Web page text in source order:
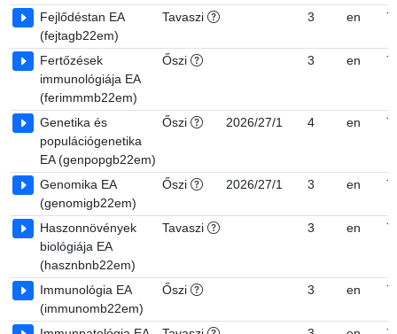
Fejlődéstan EA
(fejtagb22em)
Tavaszi 3 en 7
Fertőzések
immunológiája EA
(ferimmmb22em)
Őszi 3 en 7
Genetika és
populációgenetika
EA (genpopgb22em)
Őszi 2026/27/1 4 en 7
Genomika EA
(genomigb22em)
Őszi 2026/27/1 3 en 7
Haszonnövények
biológiája EA
(hasznbnb22em)
Tavaszi 3 en 7
Immunológia EA
(immunomb22em)
Őszi 3 en 7